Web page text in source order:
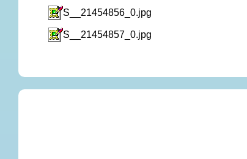
S__21454856_0.jpg
S__21454857_0.jpg